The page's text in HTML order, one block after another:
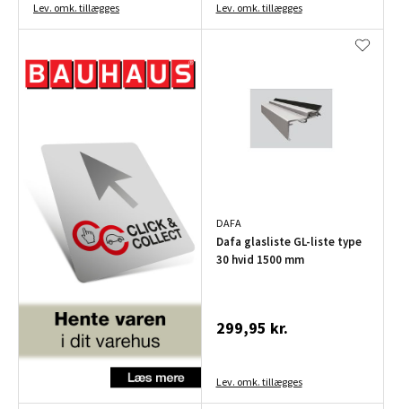
Lev. omk. tillægges Lev. omk. tillægges
DAFA
Dafa glasliste GL-liste type
30 hvid 1500 mm
299,95 kr.
Lev. omk. tillægges